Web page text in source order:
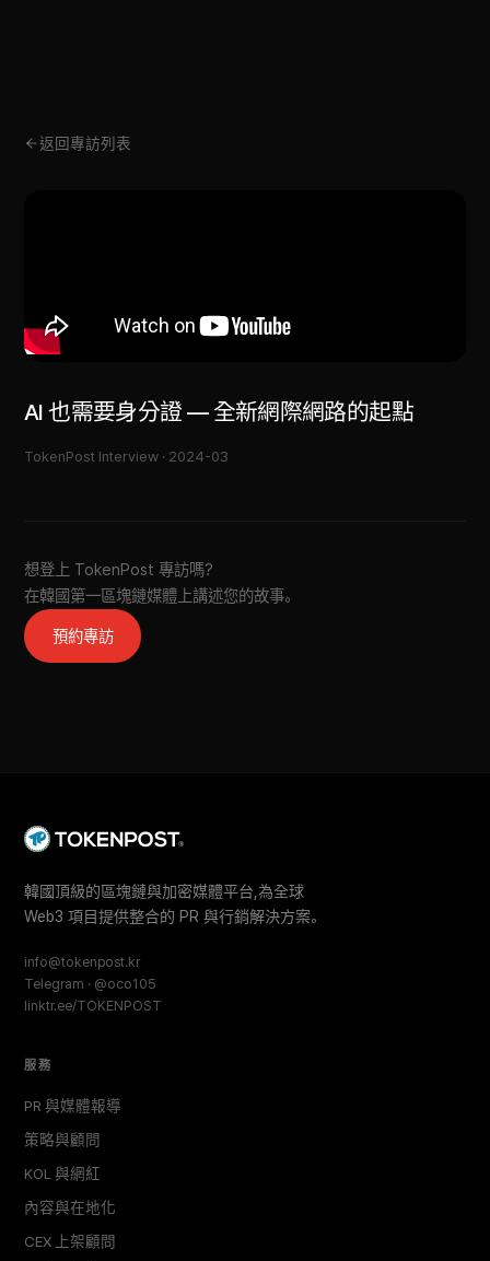
返回專訪列表
AI 也需要身分證 — 全新網際網路的起點
TokenPost Interview · 2024-03
想登上 TokenPost 專訪嗎?
在韓國第一區塊鏈媒體上講述您的故事。
預約專訪
韓國頂級的區塊鏈與加密媒體平台,為全球
Web3 項目提供整合的 PR 與行銷解決方案。
info@tokenpost.kr
Telegram · @oco105
linktr.ee/TOKENPOST
服務
PR 與媒體報導
策略與顧問
KOL 與網紅
內容與在地化
CEX 上架顧問